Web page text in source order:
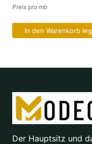
Preis pro mb
In den Warenkorb
Der Hauptsitz und